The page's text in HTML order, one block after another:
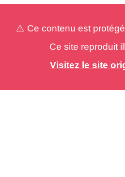
⚠️ Ce contenu est
Ce site reproduit
Visitez le site